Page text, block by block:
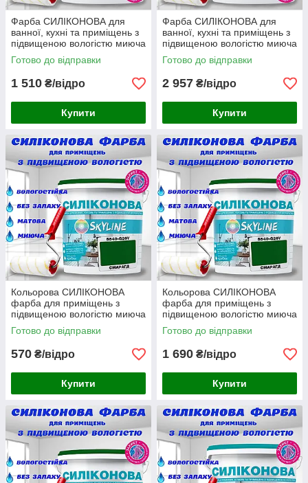
Фарба СИЛІКОНОВА для
ванної, кухні та приміщень з
підвищеною вологістю миюча
протигрибкова емаль SkyLine
Біла 7 кг
Готово до відправки
1 510 ₴/відро
Купити
Фарба СИЛІКОНОВА для
ванної, кухні та приміщень з
підвищеною вологістю миюча
протигрибкова емаль SkyLine
Біла 14 кг
Готово до відправки
2 957 ₴/відро
Купити
Кольорова СИЛІКОНОВА
фарба для приміщень з
підвищеною вологістю миюча
протигрибкова матова емаль
SkyLine Смарагдова 1 л
Готово до відправки
570 ₴/відро
Купити
Кольорова СИЛІКОНОВА
фарба для приміщень з
підвищеною вологістю миюча
протигрибкова матова емаль
SkyLine Смарагдова 3 л
Готово до відправки
1 690 ₴/відро
Купити